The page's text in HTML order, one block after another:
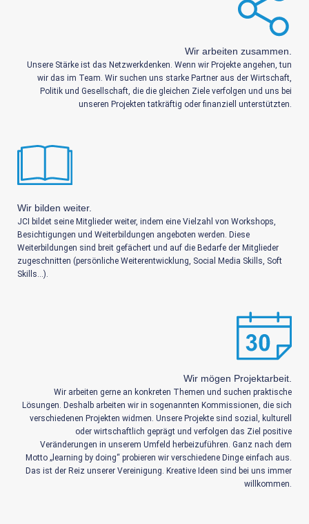
Wir arbeiten zusammen.
Unsere Stärke ist das Netzwerkdenken. Wenn wir Projekte angehen, tun
wir das im Team. Wir suchen uns starke Partner aus der Wirtschaft,
Politik und Gesellschaft, die die gleichen Ziele verfolgen und uns bei
unseren Projekten tatkräftig oder finanziell unterstützten.
Wir bilden weiter.
JCI bildet seine Mitglieder weiter, indem eine Vielzahl von Workshops,
Besichtigungen und Weiterbildungen angeboten werden. Diese
Weiterbildungen sind breit gefächert und auf die Bedarfe der Mitglieder
zugeschnitten (persönliche Weiterentwicklung, Social Media Skills, Soft
Skills…).
Wir mögen Projektarbeit.
Wir arbeiten gerne an konkreten Themen und suchen praktische
Lösungen. Deshalb arbeiten wir in sogenannten Kommissionen, die sich
verschiedenen Projekten widmen. Unsere Projekte sind sozial, kulturell
oder wirtschaftlich geprägt und verfolgen das Ziel positive
Veränderungen in unserem Umfeld herbeizuführen. Ganz nach dem
Motto „learning by doing“ probieren wir verschiedene Dinge einfach aus.
Das ist der Reiz unserer Vereinigung. Kreative Ideen sind bei uns immer
willkommen.